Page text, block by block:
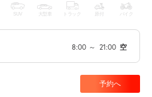
SUV 大型車 トラック 原付 バイク
8:00 ～ 21:00 空
予約へ